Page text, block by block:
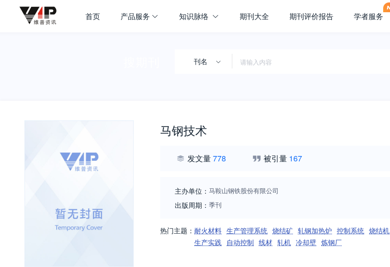
首页 产品服务 知识脉络 期刊大全 期刊评价报告 学者服务
刊名
马钢技术
发文量778 被引量 167
主办单位： 马鞍山钢铁股份有限公司
出版周期： 季刊
热门主题： 耐火材料 生产管理系统 烧结矿 轧钢加热炉 控制系统 烧结机
生产实践 自动控制 线材 轧机 冷却壁 炼钢厂